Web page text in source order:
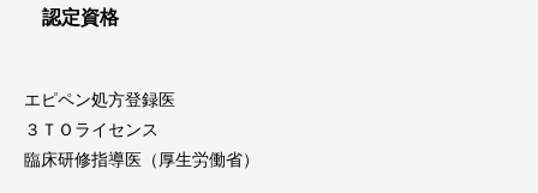
認定資格
エピペン処方登録医
３ＴＯライセンス
臨床研修指導医（厚生労働省）